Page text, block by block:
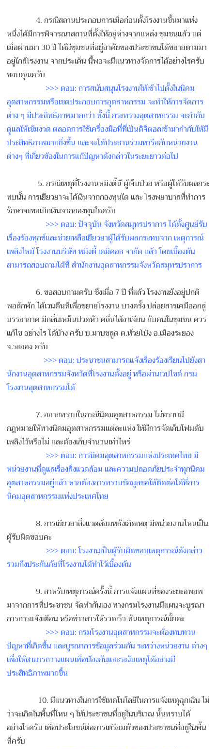
4. กรณีสถานประกอบการเมื่อก่อนตั้งโรงงานขึ้นมาแห่ง
หนึ่งได้มีการพิจารณาสถานที่ตั้งให้อยู่ห่างจากแหล่ง ชุมชนแล้ว แต่
เมื่อผ่านมา 30 ปี ได้มีชุมชนที่อยู่อาศัยของประชาชนได้ขยายตามมา
อยู่ใกล้โรงงาน จากประเด็น นี้พอจะมีแนวทางจัดการได้อย่างไรครับ
ขอบคุณครับ
>>> ตอบ: การสนับสนุนโรงงานให้เข้าไปตั้งในนิคม
อุตสาหกรรมหรือเขตประกอบการอุตสาหกรรม จะทำให้การจัดการ
ต่าง ๆ มีประสิทธิภาพมากกว่า ทั้งนี้ กระทรวงอุตสาหกรรม จะกำกับ
ดูแลให้เข้มงวด ตลอดการใช้เครื่องมือที่ที่เป็นดิจิตอลเข้ามากำกับให้ม
ประสิทธิภาพมากยิ่งขึ้น และจะได้ประสานร่วมหารือกับหน่วยงาน
ต่างๆ ที่เกี่ยวข้องในการแก้ปัญหาดังกล่าวในระยะยาวต่อไป
5. กรณีเหตุที่โรงงานหมิงตี้นี้ ผู้เจ็บป่วย หรือผู้ได้รับผลกระ
ทบนั้น การเยียวยาจะได้เงินจากกองทุนใด และ โรงพยาบาลที่ทำการ
รักษาจะขอเบิกเงินจากกองทุนใดครับ
>>> ตอบ: ปัจจุบัน จังหวัดสมุทรปราการ ได้ตั้งศูนย์รับ
เรื่องร้องทุกข์และช่วยเหลือเยียวยาผู้ได้รับผลกระทบจาก เหตุการณ์
เพลิงไหม้ โรงงานบริษัท หมิงตี้ เคมิคอล จากัด แล้ว โดยเบื้องต้น
สามารถสอบถามได้ที่ สำนักงานอุตสาหกรรมจังหวัดสมุทรปราการ
6. ขอสอบถามครับ ซึ่งเมื่อ 7 ปี ที่เเล้ว โรงงานยังอยู่ปกติ
พอสักพัก ได้เวนคืนที่เพื่อขยายโรงงาน บางครั้ง ปล่อยสารเคมีออกสู่
บรรยากาศมีกลิ่นเหม็นปวดหัว คลื่นไส้อาเจียน กับคนในชุมชน ควร
เเก้ไข อย่างไร ได้บ้าง ครับ บ.มาบชลูด ต.ห้วยโป่ง อ.เมืองระยอง
จ.ระยอง ครับ
>>> ตอบ: ประชาชนสามารถแจ้งเรื่องร้องเรียนไปยังสา
นักงานอุตสาหกรรมจังหวัดที่โรงงานตั้งอยู่ หรือผ่านเวปไซต์ กรม
โรงงานอุตสาหกรรมได้
7. อยากทราบในกรณีนิคมอุตสาหกรรม ไม่ทราบมี
กฎหมายให้ทางนิคมอุตสาหกรรมแต่ละแห่ง ให้มีการจัดเก็บโฟมดับ
เพลิงไว้หรือไม่ และต้องเก็บจำนวนเท่าไหร่
>>> ตอบ: การนิคมอุตสาหกรรมแห่งประเทศไทย มี
หน่วยงานที่ดูแลเรื่องสิ่งแวดล้อม และความปลอดภัยประจำทุกนิคม
อุตสาหกรรมอยู่แล้ว หากต้องการทราบข้อมูลขอให้ติดต่อได้ที่การ
นิคมอุตสาหกรรมแห่งประเทศไทย
8. การเยียวยาสิ่งแวดล้อมหลังเกิดเหตุ มีหน่วยงานไหนเป็น
ผู้รับผิดชอบคะ
>>> ตอบ: โรงงานเป็นผู้รับผิดชอบเหตุการณ์ดังกล่าว
รวมถึงประกันภัยที่โรงงานได้ทำไว้เบื้องต้น
9. สาหรับเหตุการณ์ครั้งนี้ การแจ้งแผนที่ของระยะอพยพ
มาจากการที่ประชาชน จัดทำกันเอง ทางกรมโรงงานมีแผนจะบูรณา
การการแจ้งเตือน หรือข่าวสารให้รวดเร็ว ทันเหตุการณ์มั้ยคะ
>>> ตอบ: กรมโรงงานอุตสาหกรรมจะต้องทบทวน
ปัญหาที่เกิดขึ้น และบูรณาการข้อมูลร่วมกัน ระหว่างหน่วยงาน ต่างๆ
เพื่อให้สามารถวางแผนเพื่อป้องกันและระงับเหตุได้อย่างมี
ประสิทธิภาพมากขึ้น
10. มีแนวทางในการใช้เทคโนโลยีในการแจ้งเหตุฉุกเฉิน ไม่
ว่าจะเกิดในพื้นที่ไหน ๆ ให้ประชาชนที่อยู่ในบริเวณ นั้นทราบได้
อย่างไรครับ เพื่อประโยชน์ต่อการเตรียมตัวของประชาชนที่อยู่ในพื้น
ที่ครับ